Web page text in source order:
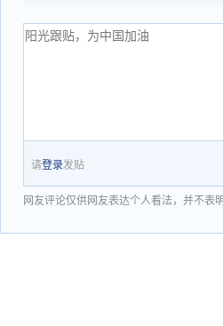
请登录发贴
网友评论仅供网友表达个人看法，并不表